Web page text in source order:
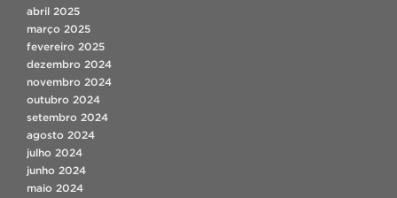
abril 2025
março 2025
fevereiro 2025
dezembro 2024
novembro 2024
outubro 2024
setembro 2024
agosto 2024
julho 2024
junho 2024
maio 2024